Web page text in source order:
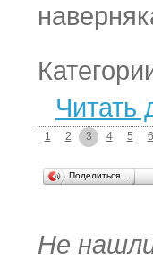
Читать
1 2 3 4 5 6
Поделиться…
Не